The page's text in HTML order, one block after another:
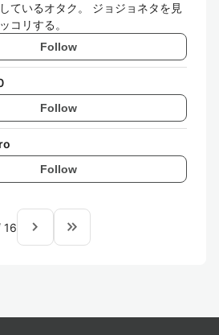
ているオタク。 ジョジョネタを見
コリする。
Follow
Follow
Follow
16 navigate_next keyboard_double_arrow_right